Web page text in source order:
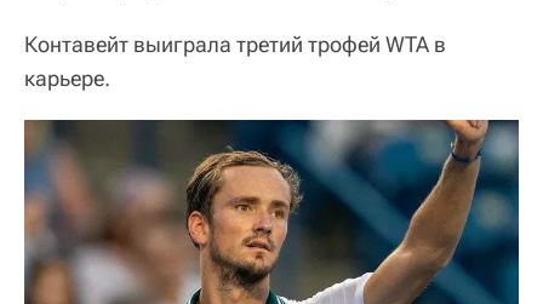
Контавейт выиграла третий трофей WTA в
карьере.